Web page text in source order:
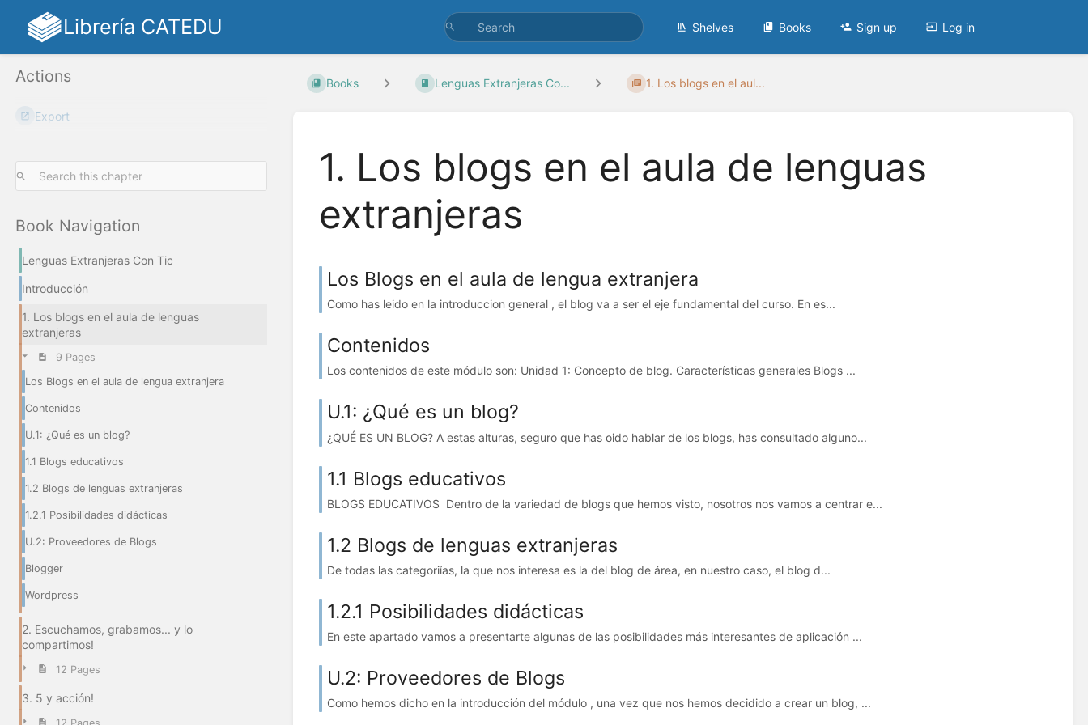
Librería CATEDU Shelves Books Sign up Log in
Actions
Export
Book Navigation
Lenguas Extranjeras Con Tic
Introducción
1. Los blogs en el aula de lenguas
extranjeras
9 Pages
Los Blogs en el aula de lengua extranjera
Contenidos
U.1: ¿Qué es un blog?
1.1 Blogs educativos
1.2 Blogs de lenguas extranjeras
1.2.1 Posibilidades didácticas
U.2: Proveedores de Blogs
Blogger
Wordpress
2. Escuchamos, grabamos... y lo
compartimos!
12 Pages
3. 5 y acción!
Books Lenguas Extranjeras Co... 1. Los blogs en el aul...
1. Los blogs en el aula de lenguas
extranjeras
Los Blogs en el aula de lengua extranjera
Como has leido en la introduccion general , el blog va a ser el eje fundamental del curso. En es...
Contenidos
Los contenidos de este módulo son: Unidad 1: Concepto de blog. Características generales Blogs ...
U.1: ¿Qué es un blog?
¿QUÉ ES UN BLOG? A estas alturas, seguro que has oido hablar de los blogs, has consultado alguno...
1.1 Blogs educativos
BLOGS EDUCATIVOS Dentro de la variedad de blogs que hemos visto, nosotros nos vamos a centrar e...
1.2 Blogs de lenguas extranjeras
De todas las categoriías, la que nos interesa es la del blog de área, en nuestro caso, el blog d...
1.2.1 Posibilidades didácticas
En este apartado vamos a presentarte algunas de las posibilidades más interesantes de aplicación ...
U.2: Proveedores de Blogs
Como hemos dicho en la introducción del módulo , una vez que nos hemos decidido a crear un blog, ...